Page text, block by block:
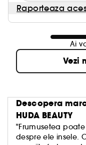
Raporteaza
Ai
Vezi
Descopera
HUDA BEAUTY
"Frumusetea
despre ele insele.